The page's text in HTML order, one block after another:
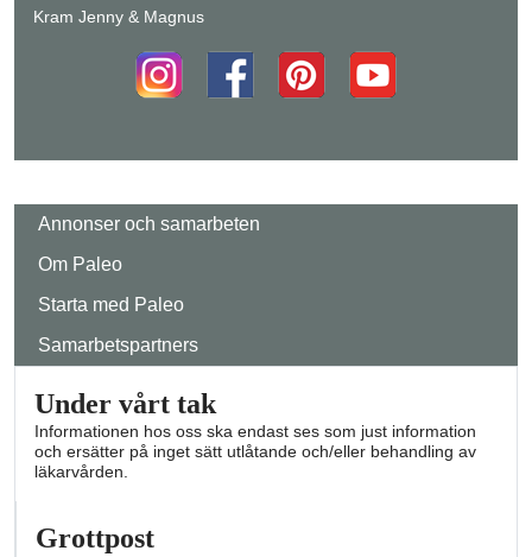
Kram Jenny & Magnus
Annonser och samarbeten
Om Paleo
Starta med Paleo
Samarbetspartners
Under vårt tak
Informationen hos oss ska endast ses som just information
och ersätter på inget sätt utlåtande och/eller behandling av
läkarvården.
Grottpost